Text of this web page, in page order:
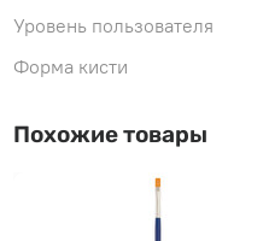
Уровень пользователя
Форма кисти
Похожие товары